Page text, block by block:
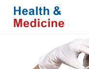
Перейти
содержимому